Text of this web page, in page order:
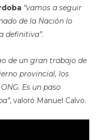
“vamos a seguir
de la Nación lo
definitiva”.
de un gran trabajo de
provincial, los
Es un paso
, valoró Manuel Calvo.